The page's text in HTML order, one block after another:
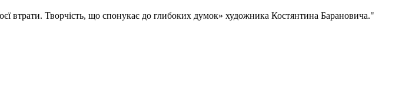
втрати. Творчість, що спонукає до глибоких думок» художника Костянтина Барановича."